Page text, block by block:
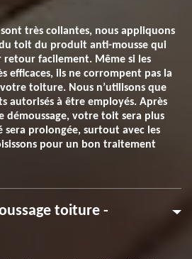
sont très collantes, nous appliquons
toit du produit anti-mousse qui
facilement. Même si les
efficaces, ils ne corrompent pas la
toiture. Nous n’utilisons que
autorisés à être employés. Après
démoussage, votre toit sera plus
prolongée, surtout avec les
pour un bon traitement
toiture -